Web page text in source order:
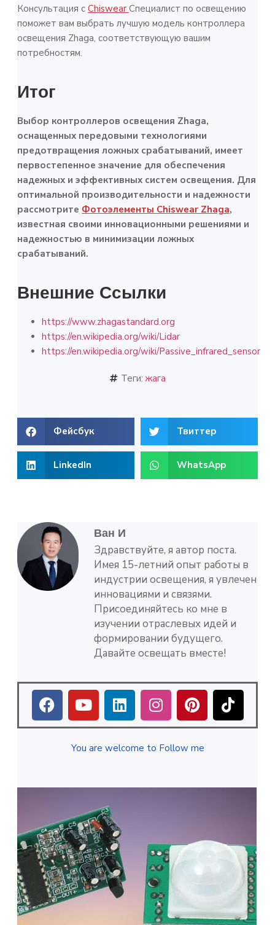
Консультация с Chiswear Специалист по освещению
поможет вам выбрать лучшую модель контроллера
освещения Zhaga, соответствующую вашим
потребностям.
Итог
Выбор контроллеров освещения Zhaga,
оснащенных передовыми технологиями
предотвращения ложных срабатываний, имеет
первостепенное значение для обеспечения
надежных и эффективных систем освещения. Для
оптимальной производительности и надежности
рассмотрите Фотоэлементы Chiswear Zhaga,
известная своими инновационными решениями и
надежностью в минимизации ложных
срабатываний.
Внешние Ссылки
https://www.zhagastandard.org
https://en.wikipedia.org/wiki/Lidar
https://en.wikipedia.org/wiki/Passive_infrared_sensor
Теги:жага
Фейсбук Твиттер
LinkedIn WhatsApp
Ван И
Здравствуйте, я автор поста.
Имея 15-летний опыт работы в
индустрии освещения, я увлечен
инновациями и связями.
Присоединяйтесь ко мне в
изучении отраслевых идей и
формировании будущего.
Давайте освещать вместе!
You are welcome to Follow me